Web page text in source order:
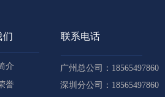
们
介
誉
联系电话
广州总公司：18565497860
深圳分公司：18565497860